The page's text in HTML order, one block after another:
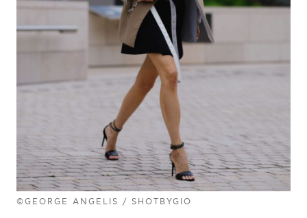
©GEORGE ANGELIS / SHOTBYGIO